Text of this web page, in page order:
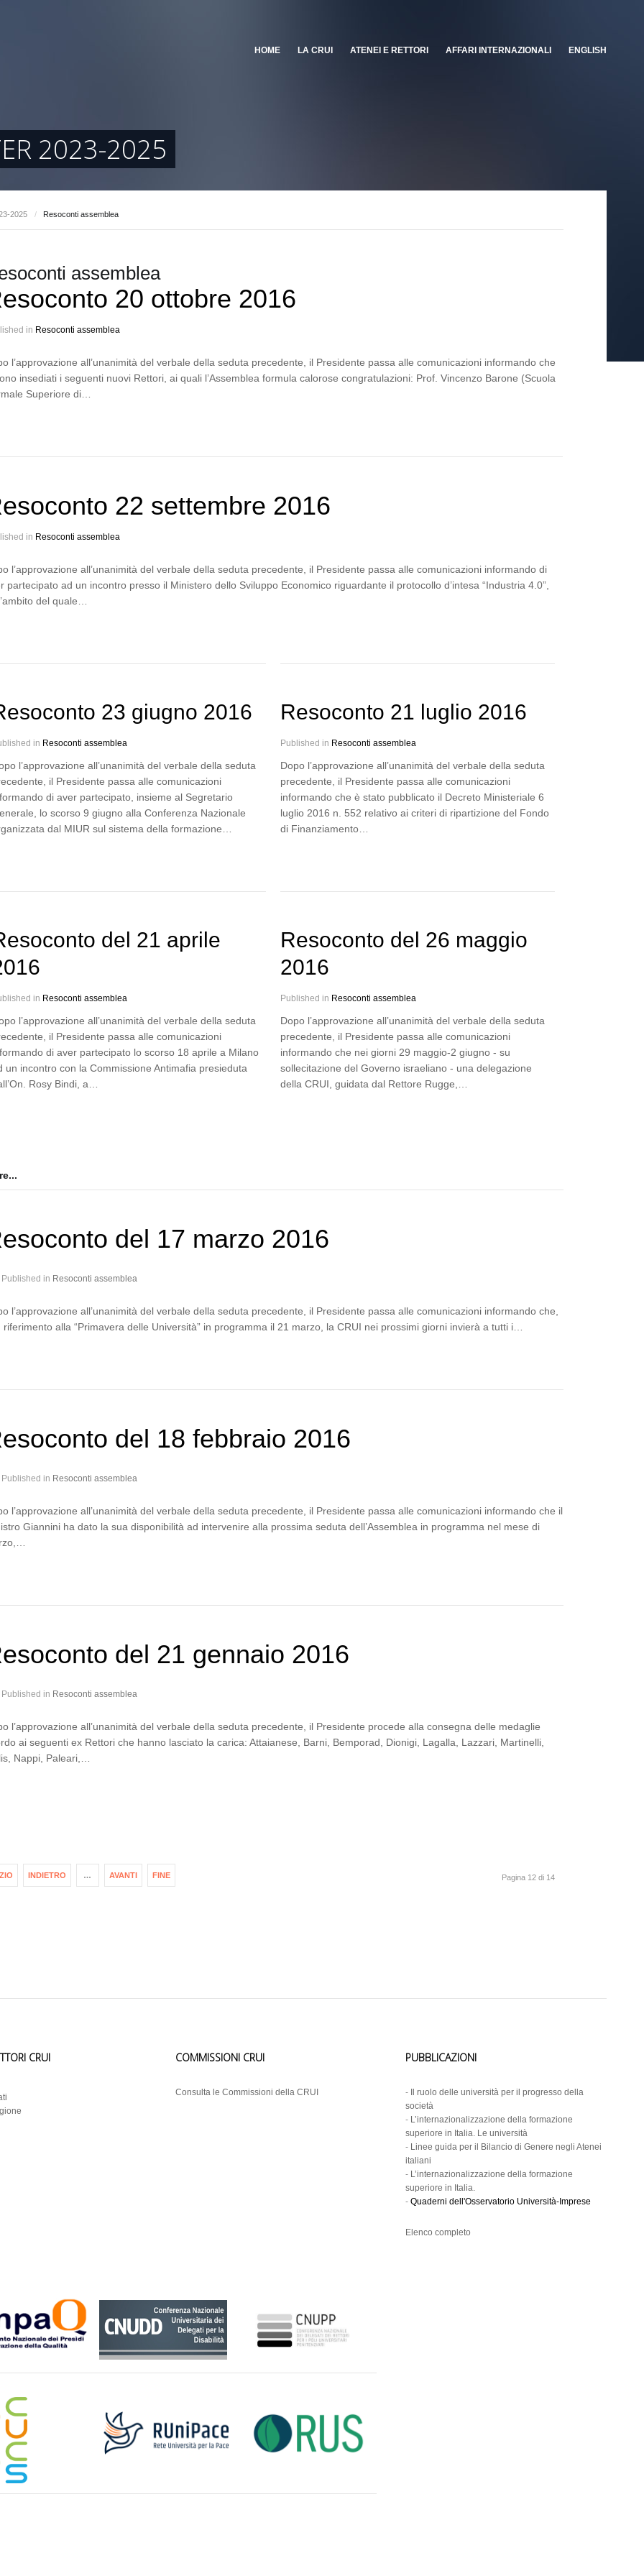
HOME LA CRUI ATENEI E RETTORI AFFARI INTERNAZIONALI ENGLISH
2023-2025
2025 / Resoconti assemblea
assemblea
20 ottobre 2016
in Resoconti assemblea
l’approvazione all’unanimità del verbale della seduta precedente, il Presidente passa alle comunicazioni informando che
insediati i seguenti nuovi Rettori, ai quali l’Assemblea formula calorose congratulazioni: Prof. Vincenzo Barone (Scuola
Superiore di…
22 settembre 2016
in Resoconti assemblea
l’approvazione all’unanimità del verbale della seduta precedente, il Presidente passa alle comunicazioni informando di
partecipato ad un incontro presso il Ministero dello Sviluppo Economico riguardante il protocollo d’intesa “Industria 4.0”,
del quale…
23 giugno 2016
in Resoconti assemblea
l’approvazione all’unanimità del verbale della seduta
il Presidente passa alle comunicazioni
di aver partecipato, insieme al Segretario
lo scorso 9 giugno alla Conferenza Nazionale
dal MIUR sul sistema della formazione…
Resoconto 21 luglio 2016
Published in Resoconti assemblea
Dopo l’approvazione all’unanimità del verbale della seduta
precedente, il Presidente passa alle comunicazioni
informando che è stato pubblicato il Decreto Ministeriale 6
luglio 2016 n. 552 relativo ai criteri di ripartizione del Fondo
di Finanziamento…
del 21 aprile
in Resoconti assemblea
l’approvazione all’unanimità del verbale della seduta
il Presidente passa alle comunicazioni
di aver partecipato lo scorso 18 aprile a Milano
un incontro con la Commissione Antimafia presieduta
Rosy Bindi, a…
Resoconto del 26 maggio
2016
Published in Resoconti assemblea
Dopo l’approvazione all’unanimità del verbale della seduta
precedente, il Presidente passa alle comunicazioni
informando che nei giorni 29 maggio-2 giugno - su
sollecitazione del Governo israeliano - una delegazione
della CRUI, guidata dal Rettore Rugge,…
del 17 marzo 2016
Published in Resoconti assemblea
l’approvazione all’unanimità del verbale della seduta precedente, il Presidente passa alle comunicazioni informando che,
riferimento alla “Primavera delle Università” in programma il 21 marzo, la CRUI nei prossimi giorni invierà a tutti i…
del 18 febbraio 2016
Published in Resoconti assemblea
l’approvazione all’unanimità del verbale della seduta precedente, il Presidente passa alle comunicazioni informando che il
Giannini ha dato la sua disponibilità ad intervenire alla prossima seduta dell’Assemblea in programma nel mese di
del 21 gennaio 2016
Published in Resoconti assemblea
l’approvazione all’unanimità del verbale della seduta precedente, il Presidente procede alla consegna delle medaglie
ai seguenti ex Rettori che hanno lasciato la carica: Attaianese, Barni, Bemporad, Dionigi, Lagalla, Lazzari, Martinelli,
Nappi, Paleari,…
INDIETRO … AVANTI FINE Pagina 12 di 14
CRUI COMMISSIONI CRUI
Consulta le Commissioni della CRUI
PUBBLICAZIONI
-
Il ruolo delle università per il progresso della
società
- L’internazionalizzazione della formazione
superiore in Italia. Le università
- Linee guida per il Bilancio di Genere negli Atenei
italiani
- L’internazionalizzazione della formazione
superiore in Italia.
- Quaderni dell'Osservatorio Università-Imprese
Elenco completo